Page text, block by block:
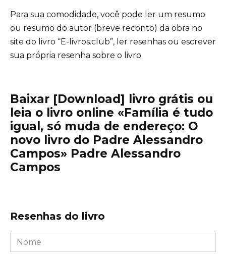
Para sua comodidade, você pode ler um resumo
ou resumo do autor (breve reconto) da obra no
site do livro “E-livros.club”, ler resenhas ou escrever
sua própria resenha sobre o livro.
Baixar [Download] livro grátis ou
leia o livro online «Família é tudo
igual, só muda de endereço: O
novo livro do Padre Alessandro
Campos» Padre Alessandro
Campos
Resenhas do livro
Nome
*